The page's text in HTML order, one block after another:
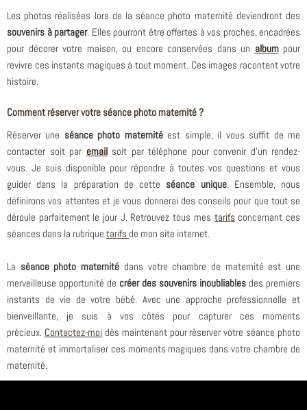
Les photos réalisées lors de la séance photo maternité deviendront des
souvenirs à partager. Elles pourront être offertes à vos proches, encadrées
pour décorer votre maison, ou encore conservées dans un albumpour
revivre ces instants magiques à tout moment. Ces images racontent votre
histoire.
Comment réserver votre séance photo maternité ?
Réserver une séance photo maternité est simple, il vous suffit de me
contacter soit par emailsoit par téléphone pour convenir d’un rendez-
vous. Je suis disponible pour répondre à toutes vos questions et vous
guider dans la préparation de cette séance unique. Ensemble, nous
définirons vos attentes et je vous donnerai des conseils pour que tout se
déroule parfaitement le jour J. Retrouvez tous mes tarifs concernant ces
séances dans la rubrique tarifs de mon site internet.
La séance photo maternité dans votre chambre de maternité est une
merveilleuse opportunité de créer des souvenirs inoubliables des premiers
instants de vie de votre bébé. Avec une approche professionnelle et
bienveillante, je suis à vos côtés pour capturer ces moments
précieux. Contactez-moidès maintenant pour réserver votre séance photo
maternité et immortaliser ces moments magiques dans votre chambre de
maternité.